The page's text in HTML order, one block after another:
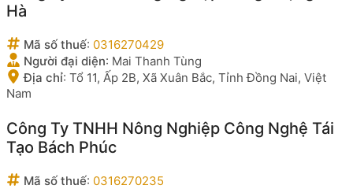
Hà
Mã số thuế: 0316270429
Người đại diện: Mai Thanh Tùng
Địa chỉ: Tổ 11, Ấp 2B, Xã Xuân Bắc, Tỉnh Đồng Nai, Việt
Nam
Công Ty TNHH Nông Nghiệp Công Nghệ Tái
Tạo Bách Phúc
Mã số thuế: 0316270235